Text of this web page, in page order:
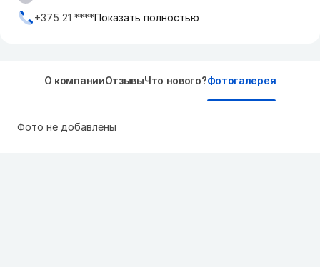
+375 21 ****Показать полностью
О компанииОтзывыЧто нового?Фотогалерея
Фото не добавлены